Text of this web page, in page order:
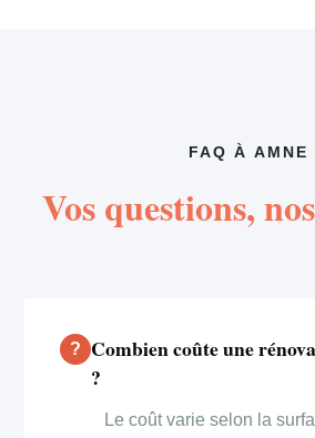
FAQ À AMNE
Vos questions,
Combien coûte une
?
Le coût varie selon la